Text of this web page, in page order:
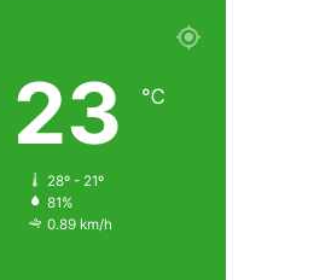
23 ℃
28º - 21º
81%
0.89 km/h